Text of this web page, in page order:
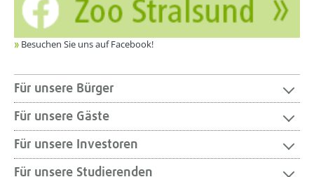
Besuchen Sie uns auf Facebook!
Für unsere Bürger
Für unsere Gäste
Für unsere Investoren
Für unsere Studierenden